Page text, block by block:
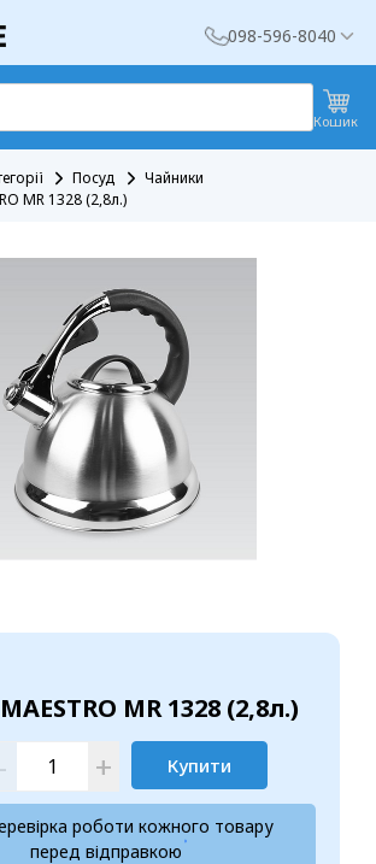
098-596-8040
Кошик
Посуд
Чайники
MR 1328 (2,8л.)
MR 1328 (2,8л.)
- + Купити
роботи кожного товару
перед відправкою